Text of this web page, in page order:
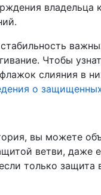
владельца
Чтобы
слияния в
о
вы можете
ветви, даже
только защита